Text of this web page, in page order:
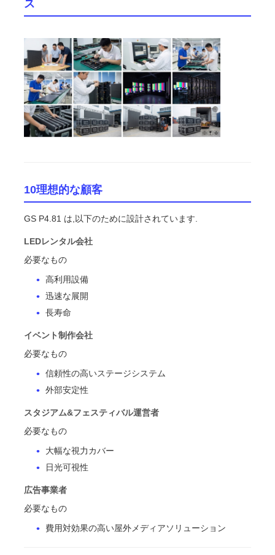
ス
10理想的な顧客
GS P4.81 は,以下のために設計されています.
LEDレンタル会社
必要なもの
高利用設備
迅速な展開
長寿命
イベント制作会社
必要なもの
信頼性の高いステージシステム
外部安定性
スタジアム&フェスティバル運営者
必要なもの
大幅な視力カバー
日光可視性
広告事業者
必要なもの
費用対効果の高い屋外メディアソリューション